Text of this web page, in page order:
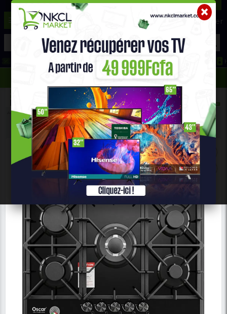
☰ Aide ?
Promo Congélateur Telephone Hightech
693 71 25 25 652 36 21 34
Gros Électro Ménager Plaque À Gaz